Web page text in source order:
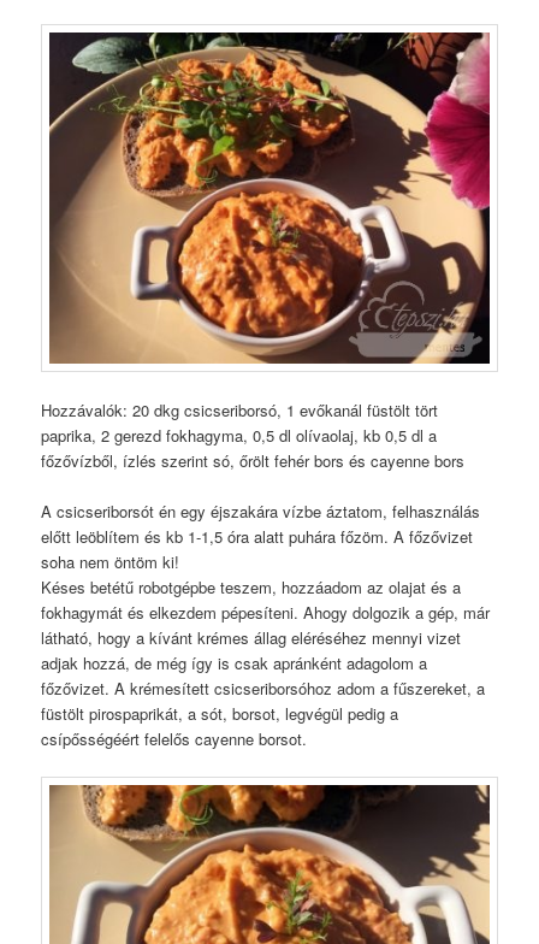
Hozzávalók: 20 dkg csicseriborsó, 1 evőkanál füstölt tört
paprika, 2 gerezd fokhagyma, 0,5 dl olívaolaj, kb 0,5 dl a
főzővízből, ízlés szerint só, őrölt fehér bors és cayenne bors
A csicseriborsót én egy éjszakára vízbe áztatom, felhasználás
előtt leöblítem és kb 1-1,5 óra alatt puhára főzöm. A főzővizet
soha nem öntöm ki!
Késes betétű robotgépbe teszem, hozzáadom az olajat és a
fokhagymát és elkezdem pépesíteni. Ahogy dolgozik a gép, már
látható, hogy a kívánt krémes állag eléréséhez mennyi vizet
adjak hozzá, de még így is csak apránként adagolom a
főzővizet. A krémesített csicseriborsóhoz adom a fűszereket, a
füstölt pirospaprikát, a sót, borsot, legvégül pedig a
csípősségéért felelős cayenne borsot.